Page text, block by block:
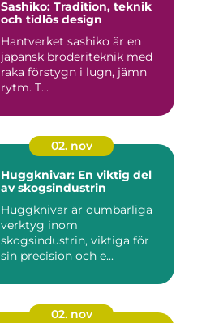
Sashiko: Tradition, teknik
och tidlös design
Hantverket sashiko är en
japansk broderiteknik med
raka förstygn i lugn, jämn
rytm. T...
02. nov
Huggknivar: En viktig del
av skogsindustrin
Huggknivar är oumbärliga
verktyg inom
skogsindustrin, viktiga för
sin precision och e...
02. nov